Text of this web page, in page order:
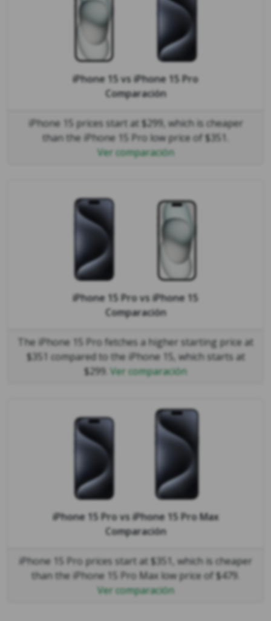
iPhone 15vsiPhone 15 Pro
Comparación
iPhone 15 prices start at $299, which is cheaper
than the iPhone 15 Pro low price of $351.
Ver comparación
iPhone 15 ProvsiPhone 15
Comparación
The iPhone 15 Pro fetches a higher starting price at
$351 compared to the iPhone 15, which starts at
$299. Ver comparación
iPhone 15 ProvsiPhone 15 Pro Max
Comparación
iPhone 15 Pro prices start at $351, which is cheaper
than the iPhone 15 Pro Max low price of $479.
Ver comparación